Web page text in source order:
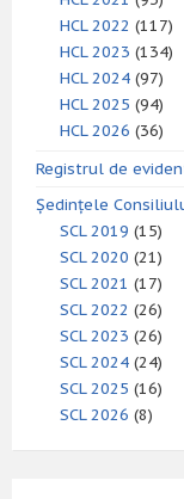
HCL 2022 (117)
HCL 2023 (134)
HCL 2024 (97)
HCL 2025 (94)
HCL 2026 (36)
Registrul de
Ședințele
SCL 2019 (15)
SCL 2020 (21)
SCL 2021 (17)
SCL 2022 (26)
SCL 2023 (26)
SCL 2024 (24)
SCL 2025 (16)
SCL 2026 (8)